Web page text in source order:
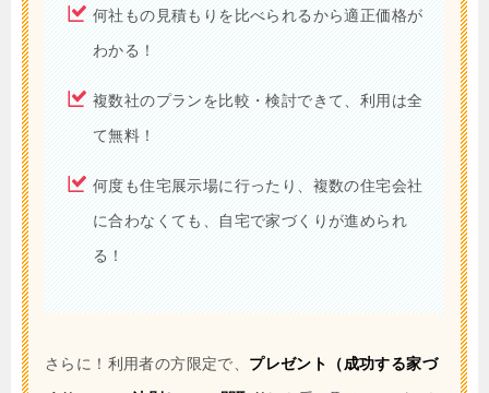
何社もの見積もりを比べられるから適正価格が
わかる！
複数社のプランを比較・検討できて、利用は全
て無料！
何度も住宅展示場に行ったり、複数の住宅会社
に合わなくても、自宅で家づくりが進められ
る！
さらに！利用者の方限定で、 プレゼント（成功する家づ